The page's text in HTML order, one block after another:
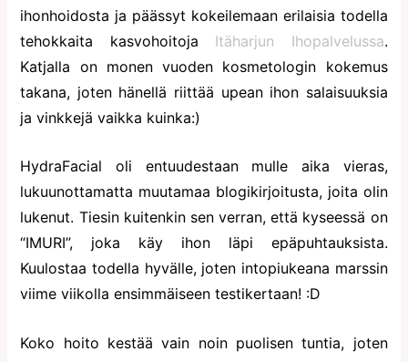
ihonhoidosta ja päässyt kokeilemaan erilaisia todella
tehokkaita kasvohoitoja Itäharjun Ihopalvelussa.
Katjalla on monen vuoden kosmetologin kokemus
takana, joten hänellä riittää upean ihon salaisuuksia
ja vinkkejä vaikka kuinka:)
HydraFacial oli entuudestaan mulle aika vieras,
lukuunottamatta muutamaa blogikirjoitusta, joita olin
lukenut. Tiesin kuitenkin sen verran, että kyseessä on
“IMURI”, joka käy ihon läpi epäpuhtauksista.
Kuulostaa todella hyvälle, joten intopiukeana marssin
viime viikolla ensimmäiseen testikertaan! :D
Koko hoito kestää vain noin puolisen tuntia, joten